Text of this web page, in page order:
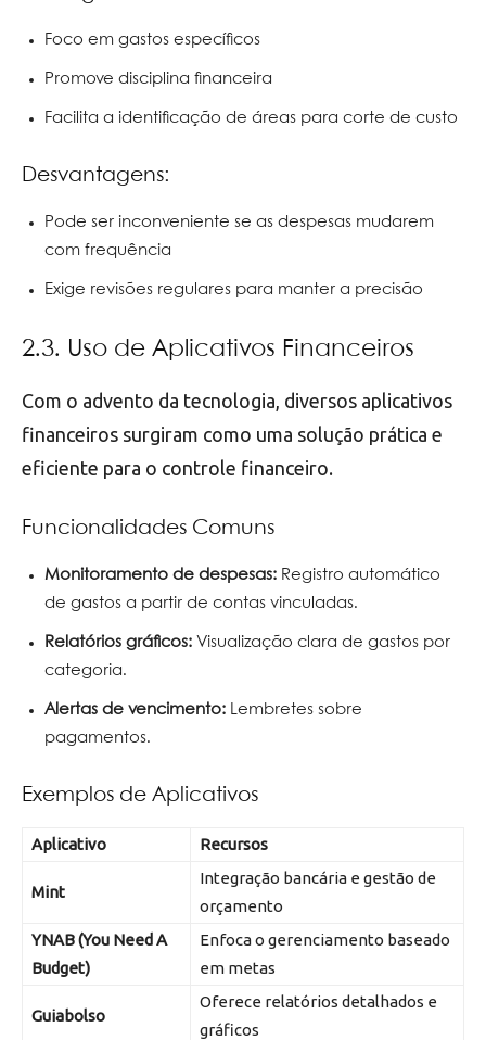
Foco em gastos específicos
Promove disciplina financeira
Facilita a identificação de áreas para corte de custo
Desvantagens:
Pode ser inconveniente se as despesas mudarem
com frequência
Exige revisões regulares para manter a precisão
2.3. Uso de Aplicativos Financeiros
Com o advento da tecnologia, diversos aplicativos
financeiros surgiram como uma solução prática e
eficiente para o controle financeiro.
Funcionalidades Comuns
Monitoramento de despesas: Registro automático
de gastos a partir de contas vinculadas.
Relatórios gráficos: Visualização clara de gastos por
categoria.
Alertas de vencimento: Lembretes sobre
pagamentos.
Exemplos de Aplicativos
Aplicativo Recursos
Mint
Integração bancária e gestão de
orçamento
YNAB (You Need A
Budget)
Enfoca o gerenciamento baseado
em metas
Guiabolso
Oferece relatórios detalhados e
gráficos